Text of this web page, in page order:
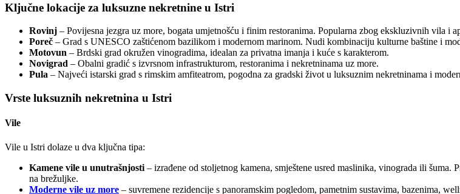
Ključne lokacije za luksuzne nekretnine u Istri
Rovinj – Povijesna jezgra uz more, bogata umjetnošću i finim restoranima. Popularna zbog ekskluzivnih vila i
Poreč – Grad s UNESCO zaštićenom bazilikom i modernom marinom. Nudi kombinaciju kulturne baštine i
Motovun – Brdski grad okružen vinogradima, idealan za privatna imanja i kuće s karakterom.
Novigrad – Obalni gradić s izvrsnom infrastrukturom, restoranima i nekretninama uz more.
Pula – Najveći istarski grad s rimskim amfiteatrom, pogodna za gradski život u luksuznim nekretninama i
Vrste luksuznih nekretnina u Istri
Vile
Vile u Istri dolaze u dva ključna tipa:
Kamene vile u unutrašnjosti – izrađene od stoljetnog kamena, smještene usred maslinika, vinograda ili
na brežuljke.
Moderne vile uz more – suvremene rezidencije s panoramskim pogledom, pametnim sustavima, bazenima,